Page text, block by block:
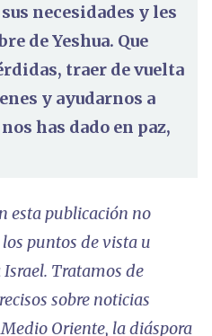
necesidades y les
de Yeshua. Que
traer de vuelta
y ayudarnos a
has dado en paz,
esta publicación no
puntos de vista u
Tratamos de
sobre noticias
Oriente, la diáspora